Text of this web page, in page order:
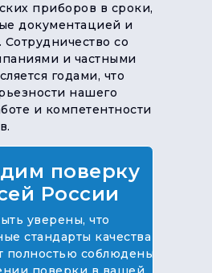
поверку
России
уверены, что
стандарты качества
полностью соблюдены
приборов в сроки,
документацией и
Сотрудничество со
и частными
годами, что
нашего
и компетентности